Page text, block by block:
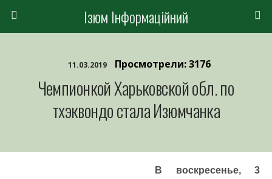
Ізюм Інформаційний
11.03.2019 Просмотрели: 3176
Чемпионкой Харьковской обл. по
тхэквондо стала Изюмчанка
В воскресенье, 3